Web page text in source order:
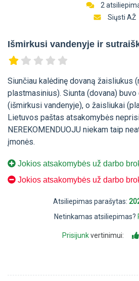
2
Siųsti AŽ
Išmirkusi vandenyje ir
Siunčiau kalėdinę dovaną žaisliukus
plastmasinius). Siunta (dovana)
(išmirkusi vandenyje), o žaisliukai
Lietuvos paštas atsakomybės
NEREKOMENDUOJU niekam taip
įmonės.
Jokios atsakomybės už darbo
Jokios atsakomybės už darbo
Atsiliepimas parašytas:
Netinkamas atsiliepimas?
Prisijunkvertinimui: